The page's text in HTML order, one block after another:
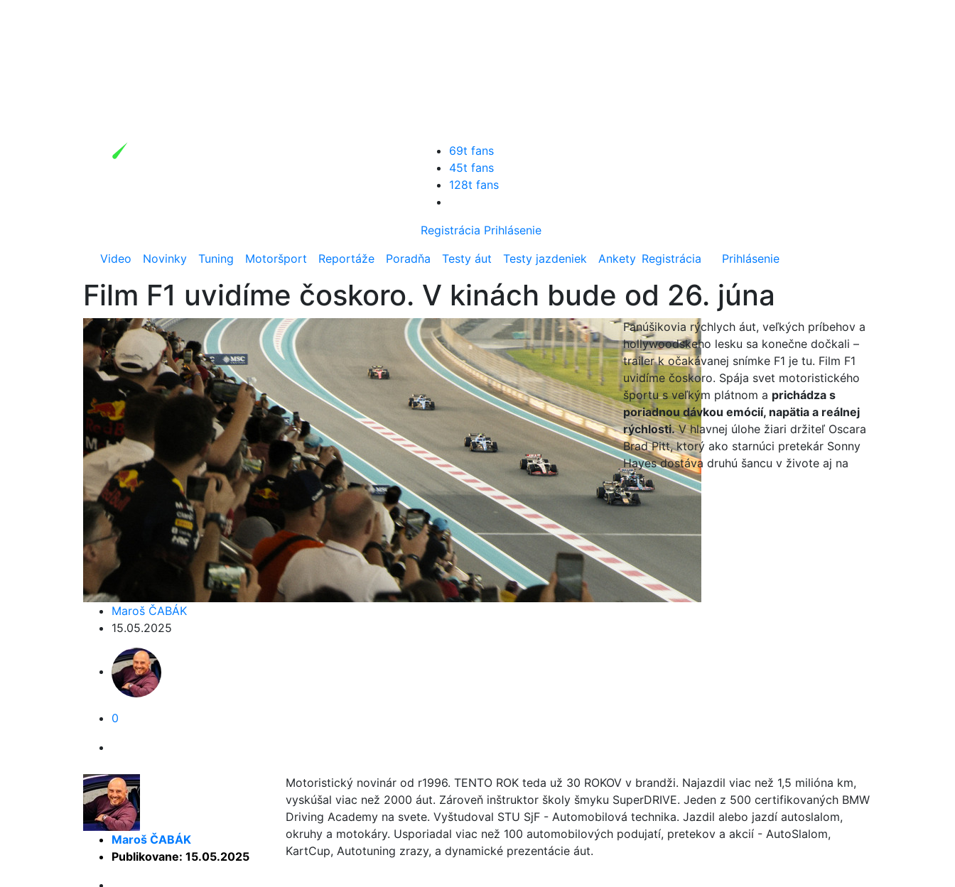
69t fans
45t fans
128t fans
Registrácia Prihlásenie
Video
Novinky Tuning Motoršport Reportáže Poradňa Testy áut Testy jazdeniek Ankety Registrácia Prihlásenie
Film F1 uvidíme čoskoro. V kinách bude od 26. júna
Maroš ČABÁK
15.05.2025
0
Fanúšikovia rýchlych áut, veľkých príbehov a
hollywoodskeho lesku sa konečne dočkali –
trailer k očakávanej snímke F1 je tu. Film F1
uvidíme čoskoro. Spája svet motoristického
športu s veľkým plátnom a prichádza s
poriadnou dávkou emócií, napätia a reálnej
rýchlosti.V hlavnej úlohe žiari držiteľ Oscara
Brad Pitt, ktorý ako starnúci pretekár Sonny
Hayes dostáva druhú šancu v živote aj na
trati.
Maroš ČABÁK
Publikovane: 15.05.2025
Motoristický novinár od r1996. TENTO ROK teda už 30 ROKOV v brandži. Najazdil viac než 1,5 milióna km,
vyskúšal viac než 2000 áut. Zároveň inštruktor školy šmyku SuperDRIVE. Jeden z 500 certifikovaných BMW
Driving Academy na svete. Vyštudoval STU SjF - Automobilová technika. Jazdil alebo jazdí autoslalom,
okruhy a motokáry. Usporiadal viac než 100 automobilových podujatí, pretekov a akcií - AutoSlalom,
KartCup, Autotuning zrazy, a dynamické prezentácie áut.